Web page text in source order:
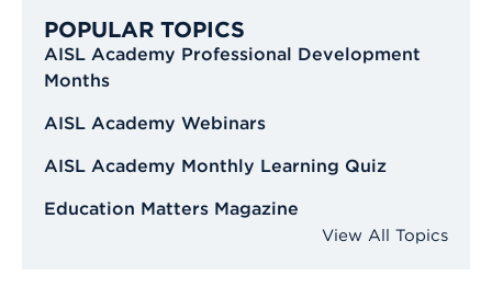
POPULAR TOPICS
AISL Academy Professional Development
Months
AISL Academy Webinars
AISL Academy Monthly Learning Quiz
Education Matters Magazine
View All Topics